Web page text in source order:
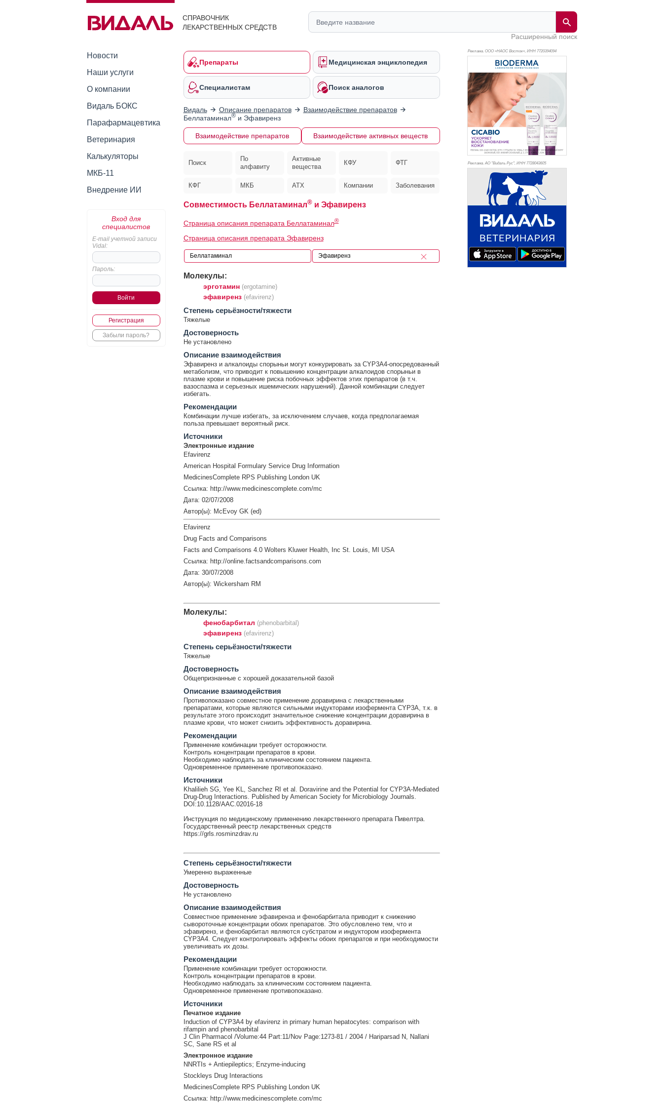
СПРАВОЧНИК
ЛЕКАРСТВЕННЫХ СРЕДСТВ
Расширенный поиск
Новости
Наши услуги
О компании
Видаль БОКС
Парафармацевтика
Ветеринария
Калькуляторы
МКБ-11
Внедрение ИИ
Вход для
специалистов
E-mail учетной записи
Vidal:
Пароль:
Регистрация
Забыли пароль?
Препараты Медицинская энциклопедия
Специалистам Поиск аналогов
Видаль Описание препаратов
Взаимодействие препаратов
Беллатаминал®и Эфавиренз
Взаимодействие препаратов Взаимодействие активных веществ
Поиск
По
алфавиту
Активные
вещества
КФУ ФТГ
КФГ МКБ АТХ Компании Заболевания
Совместимость Беллатаминал®и Эфавиренз
Страница описания препарата Беллатаминал®
Страница описания препарата Эфавиренз
Молекулы:
эрготамин (ergotamine)
эфавиренз (efavirenz)
Cтепень серьёзности/тяжести
Тяжелые
Достоверность
Не установлено
Описание взаимодействия
Эфавиренз и алкалоиды спорыньи могут конкурировать за CYP3A4-опосредованный
метаболизм, что приводит к повышению концентрации алкалоидов спорыньи в
плазме крови и повышение риска побочных эффектов этих препаратов (в т.ч.
вазоспазма и серьезных ишемических нарушений). Данной комбинации следует
избегать.
Рекомендации
Комбинации лучше избегать, за исключением случаев, когда предполагаемая
польза превышает вероятный риск.
Источники
Электронные издание
Efavirenz
American Hospital Formulary Service Drug Information
MedicinesComplete RPS Publishing London UK
Ссылка: http://www.medicinescomplete.com/mc
Дата: 02/07/2008
Автор(ы): McEvoy GK (ed)
Efavirenz
Drug Facts and Comparisons
Facts and Comparisons 4.0 Wolters Kluwer Health, Inc St. Louis, MI USA
Ссылка: http://online.factsandcomparisons.com
Дата: 30/07/2008
Автор(ы): Wickersham RM
Молекулы:
фенобарбитал (phenobarbital)
эфавиренз (efavirenz)
Cтепень серьёзности/тяжести
Тяжелые
Достоверность
Общепризнанные с хорошей доказательной базой
Описание взаимодействия
Противопоказано совместное применение доравирина с лекарственными
препаратами, которые являются сильными индукторами изофермента CYP3A, т.к. в
результате этого происходит значительное снижение концентрации доравирина в
плазме крови, что может снизить эффективность доравирина.
Рекомендации
Применение комбинации требует осторожности.
Контроль концентрации препаратов в крови.
Необходимо наблюдать за клиническим состоянием пациента.
Одновременное применение противопоказано.
Источники
Khalilieh SG, Yee KL, Sanchez RI et al. Doravirine and the Potential for CYP3A-Mediated
Drug-Drug Interactions. Published by American Society for Microbiology Journals.
DOI:10.1128/AAC.02016-18
Инструкция по медицинскому применению лекарственного препарата Пивелтра.
Государственный реестр лекарственных средств
https://grls.rosminzdrav.ru
Cтепень серьёзности/тяжести
Умеренно выраженные
Достоверность
Не установлено
Описание взаимодействия
Совместное применение эфавиренза и фенобарбитала приводит к снижению
сывороточные концентрации обоих препаратов. Это обусловлено тем, что и
эфавиренз, и фенобарбитал являются субстратом и индуктором изофермента
CYP3A4. Следует контролировать эффекты обоих препаратов и при необходимости
увеличивать их дозы.
Рекомендации
Применение комбинации требует осторожности.
Контроль концентрации препаратов в крови.
Необходимо наблюдать за клиническим состоянием пациента.
Одновременное применение противопоказано.
Источники
Печатное издание
Induction of CYP3A4 by efavirenz in primary human hepatocytes: comparison with
rifampin and phenobarbital
J Clin Pharmacol /Volume:44 Part:11/Nov Page:1273-81 / 2004 / Hariparsad N, Nallani
SC, Sane RS et al
Электронное издание
NNRTIs + Antiepileptics; Enzyme-inducing
Stockleys Drug Interactions
MedicinesComplete RPS Publishing London UK
Ссылка: http://www.medicinescomplete.com/mc
Реклама. ООО «НАОС Восток», ИНН 7720394094
Реклама. АО "Видаль Рус", ИНН 7728043605